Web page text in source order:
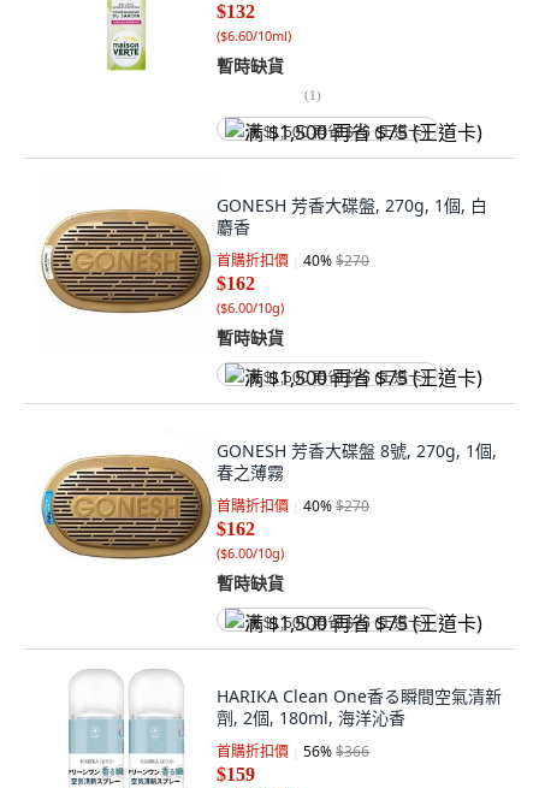
$132
($6.60/10ml)
暫時缺貨
(1)
满 $1,500 再省 $75 (王道卡)
GONESH 芳香大碟盤, 270g, 1個, 白
麝香
首購折扣價 40%$270
$162
($6.00/10g)
暫時缺貨
满 $1,500 再省 $75 (王道卡)
GONESH 芳香大碟盤 8號, 270g, 1個,
春之薄霧
首購折扣價 40%$270
$162
($6.00/10g)
暫時缺貨
满 $1,500 再省 $75 (王道卡)
HARIKA Clean One香る瞬間空氣清新
劑, 2個, 180ml, 海洋沁香
首購折扣價 56%$366
$159